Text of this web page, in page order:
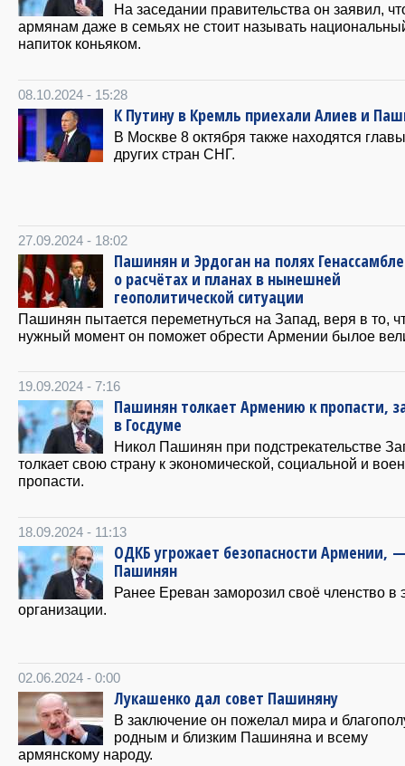
На заседании правительства он заявил,
армянам даже в семьях не стоит называть
напиток коньяком.
08.10.2024 - 15:28
К Путину в Кремль приехали Алиев и
В Москве 8 октября также находятся главы
других стран СНГ.
27.09.2024 - 18:02
Пашинян и Эрдоган на полях
о расчётах и планах в нынешней
геополитической ситуации
Пашинян пытается переметнуться на Запад, веря в то,
нужный момент он поможет обрести Армении былое
19.09.2024 - 7:16
Пашинян толкает Армению к пропасти,
в Госдуме
Никол Пашинян при подстрекательстве
толкает свою страну к экономической, социальной и
пропасти.
18.09.2024 - 11:13
ОДКБ угрожает безопасности Армении, —
Пашинян
Ранее Ереван заморозил своё членство в
организации.
02.06.2024 - 0:00
Лукашенко дал совет Пашиняну
В заключение он пожелал мира и
родным и близким Пашиняна и всему
армянскому народу.